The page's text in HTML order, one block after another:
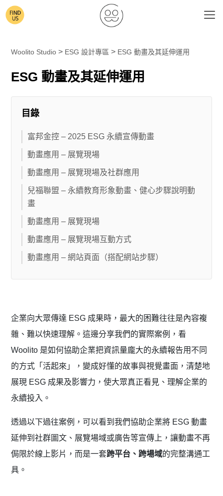
Woolito Studio > ESG 設計專區 > ESG 動畫及其延伸運用
ESG 動畫及其延伸運用
目錄
富邦金控 – 2025 ESG 永續宣傳動畫
動畫應用 – 展覽現場
動畫應用 – 展覽現場及社群應用
兒福聯盟 – 永續教育形象動畫、健心步驟說明動
畫
動畫應用 – 展覽現場
動畫應用 – 展覽現場互動方式
動畫應用 – 網站頁面（搭配網站步驟）
企業向大眾傳達 ESG 成果時，最大的困難往往是內容複
雜、難以快速理解。這邊分享我們的實際案例，看
Woolito 是如何協助企業把資訊量龐大的永續報告用不同
的方式「活起來」，變成好懂的故事與視覺畫面，清楚地
展現 ESG 成果及影響力，使大眾真正看見、理解企業的
永續投入。
透過以下過往案例，可以看到我們協助企業將 ESG 動畫
延伸到社群圖文、展覽場域或廣告等宣傳上，讓動畫不再
侷限於線上影片，而是一套跨平台、跨場域的完整溝通工
具。